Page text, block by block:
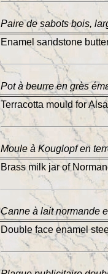
Paire de sabots bois,
Enamel sandstone
Pot à beurre en grès
Terracotta mould for
Moule à Kouglopf en
Brass milk jar of
Canne à lait normande
Double face enamel